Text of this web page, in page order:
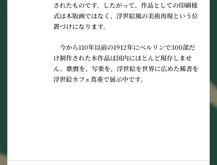
されたものです。したがって、作品としての印刷様
式は木版画ではなく、浮世絵風の美術再現という位
置づけになります。
今から110年以前の1912年にベルリンで300部だ
け制作された本作品は国内にほとんど現存しませ
ん。歌麿を、写楽を、浮世絵を世界に広めた稀書を
浮世絵カフェ蔦重で展示中です。